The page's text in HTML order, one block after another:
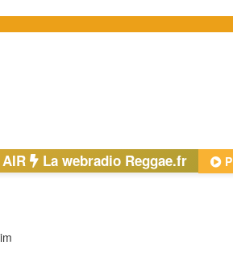
AIR La webradio Reggae.fr